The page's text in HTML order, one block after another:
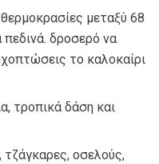
μεταξύ 68
πεδινά. δροσερό να
το καλοκαίρι
τροπικά δάση και
τζάγκαρες, οσελούς,